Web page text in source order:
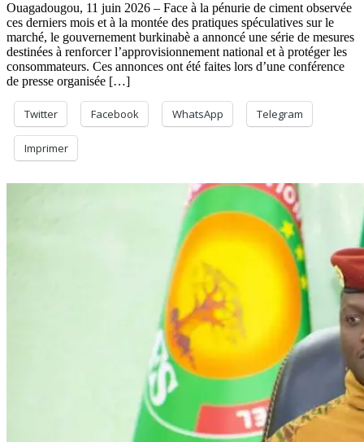
Ouagadougou, 11 juin 2026 – Face à la pénurie de ciment observée
ces derniers mois et à la montée des pratiques spéculatives sur le
marché, le gouvernement burkinabè a annoncé une série de mesures
destinées à renforcer l’approvisionnement national et à protéger les
consommateurs. Ces annonces ont été faites lors d’une conférence
de presse organisée […]
Twitter Facebook WhatsApp Telegram
Imprimer